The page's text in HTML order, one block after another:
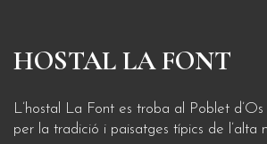
HOSTAL LA FONT
L’hostal La Font es troba al Poblet
per la tradició i paisatges típics de l’alta